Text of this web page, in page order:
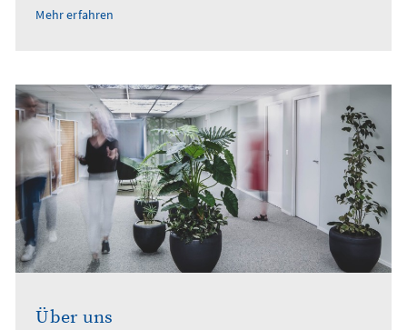
Mehr erfahren
Über uns